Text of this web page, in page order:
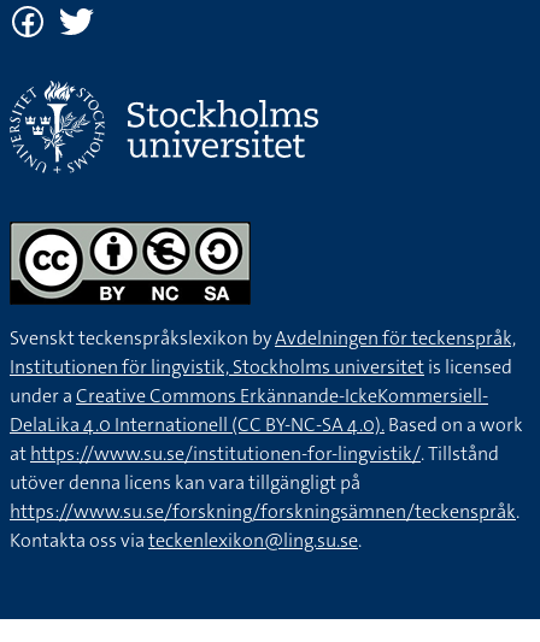
Svenskt teckenspråkslexikon byAvdelningen för teckenspråk,
Institutionen för lingvistik, Stockholms universitetis licensed
under aCreative Commons Erkännande-IckeKommersiell-
DelaLika 4.0 Internationell (CC BY-NC-SA 4.0).Based on a work
athttps://www.su.se/institutionen-for-lingvistik/. Tillstånd
utöver denna licens kan vara tillgängligt på
https://www.su.se/forskning/forskningsämnen/teckenspråk.
Kontakta oss viateckenlexikon@ling.su.se.